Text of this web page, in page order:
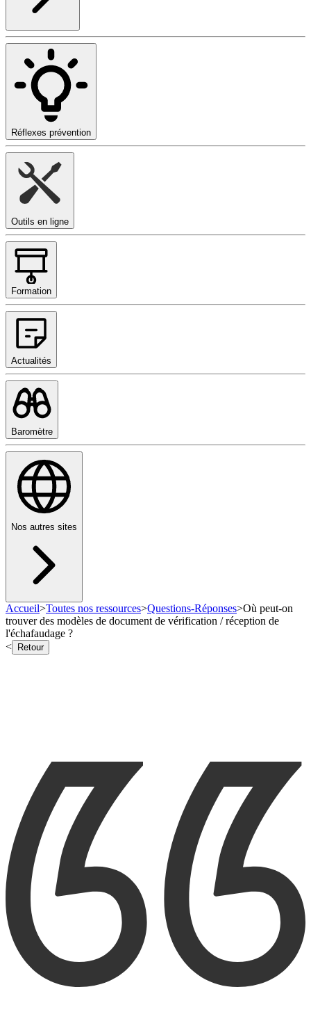
Réflexes prévention
Outils en ligne
Formation
Actualités
Baromètre
Nos autres sites
Accueil>Toutes nos ressources>Questions-Réponses>Où peut-on
trouver des modèles de document de vérification / réception de
l'échafaudage ?
<
Retour